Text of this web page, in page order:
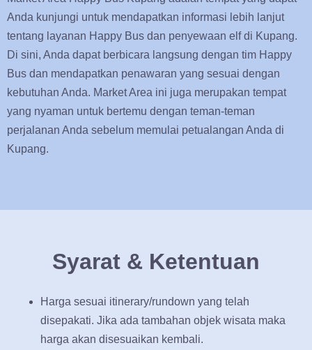
Anda kunjungi untuk mendapatkan informasi lebih lanjut
tentang layanan Happy Bus dan penyewaan elf di Kupang.
Di sini, Anda dapat berbicara langsung dengan tim Happy
Bus dan mendapatkan penawaran yang sesuai dengan
kebutuhan Anda. Market Area ini juga merupakan tempat
yang nyaman untuk bertemu dengan teman-teman
perjalanan Anda sebelum memulai petualangan Anda di
Kupang.
Syarat & Ketentuan
Harga sesuai itinerary/rundown yang telah
disepakati. Jika ada tambahan objek wisata maka
harga akan disesuaikan kembali.